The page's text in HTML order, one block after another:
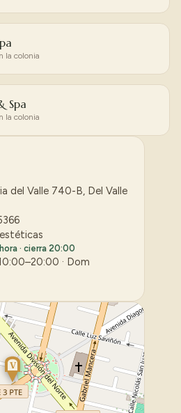
la colonia
Spa
la colonia
del Valle 740-B, Del Valle
· cierra 20:00
· Dom
V